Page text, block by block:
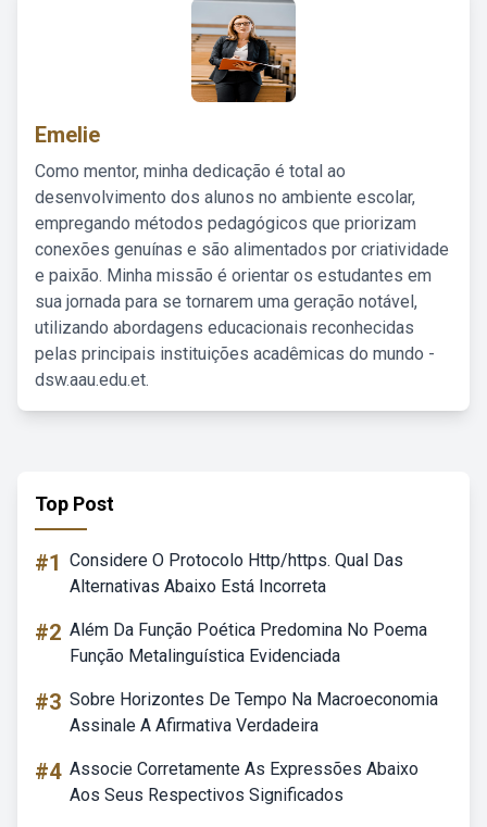
Emelie
Como mentor, minha dedicação é total ao
desenvolvimento dos alunos no ambiente escolar,
empregando métodos pedagógicos que priorizam
conexões genuínas e são alimentados por criatividade
e paixão. Minha missão é orientar os estudantes em
sua jornada para se tornarem uma geração notável,
utilizando abordagens educacionais reconhecidas
pelas principais instituições acadêmicas do mundo -
dsw.aau.edu.et.
Top Post
#1 Considere O Protocolo Http/https. Qual Das
Alternativas Abaixo Está Incorreta
#2 Além Da Função Poética Predomina No Poema
Função Metalinguística Evidenciada
#3 Sobre Horizontes De Tempo Na Macroeconomia
Assinale A Afirmativa Verdadeira
#4 Associe Corretamente As Expressões Abaixo
Aos Seus Respectivos Significados